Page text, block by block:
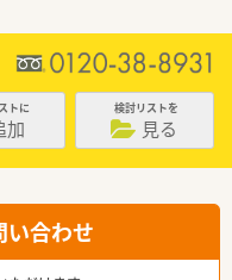
トに
加
検討リストを
見る
い合わせ